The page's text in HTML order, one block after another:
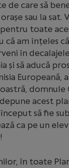
de care să
sau la
toate
că am înțeles
în
și să aducă
domnule
acest
să fie
ca pe un
în toate